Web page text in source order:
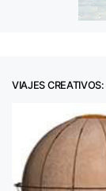
VIAJES CREATIVOS: